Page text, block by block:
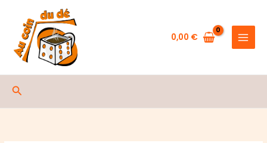
contenu
0,00 €
Rechercher